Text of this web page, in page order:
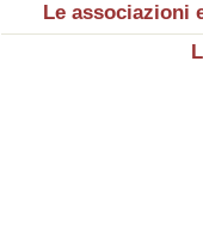
Le associazioni